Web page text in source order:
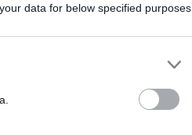
data for below specified purposes